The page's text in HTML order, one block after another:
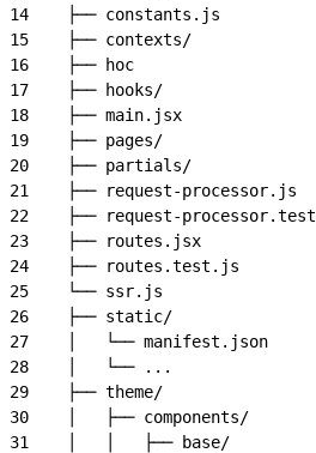
14
├── constants.js
15
├── contexts/
16
├── hoc
17
├── hooks/
18
├── main.jsx
19
├── pages/
20
├── partials/
21
├── request-processor.js
22
├── request-
23
├── routes.jsx
24
├── routes.test.js
25
└── ssr.js
26
├── static/
27
│   └── manifest.json
28
    │   └── ...
29
├── theme/
30
    │   ├── components/
31
│   │   ├── base/